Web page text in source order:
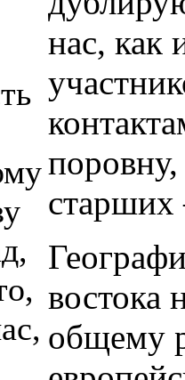
нас, как
востока
общему